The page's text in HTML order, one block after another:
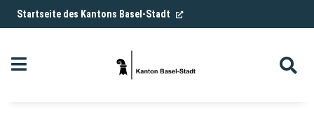
Navigation überspringen
Startseite des Kantons Basel-Stadt (External Link)